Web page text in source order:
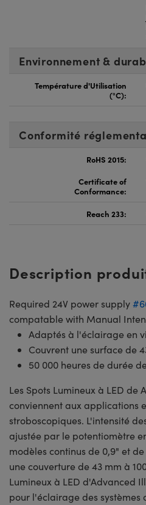
Environnement &
Température d'Utilisation
(°C):
Conformité
RoHS 2015:
Certificate of
Conformance:
Reach 233:
Description
Required 24V power supply
compatable with Manual
Adaptés à l'éclairage en
Couvrent une surface de
50 000 heures de durée
Les Spots Lumineux à LED de
conviennent aux applications
stroboscopiques. L'intensité
ajustée par le potentiomètre
modèles continus de 0,9" et de
une couverture de 43 mm à
Lumineux à LED d'Advanced
pour l'éclairage des systèmes